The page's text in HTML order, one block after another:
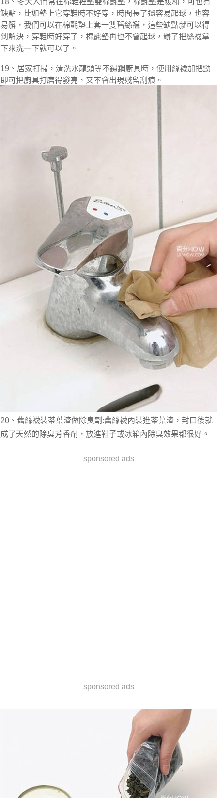
18、冬天人們常在棉鞋裡墊雙棉氈墊，棉氈墊是暖和，可也有
缺點，比如墊上它穿鞋時不好穿，時間長了還容易起球，也容
易髒，我們可以在棉氈墊上套一雙舊絲襪，這些缺點就可以得
到解決，穿鞋時好穿了，棉氈墊再也不會起球，髒了把絲襪拿
下來洗一下就可以了。
19、居家打掃，清洗水龍頭等不鏽鋼廚具時，使用絲襪加把勁
即可把廚具打磨得發亮，又不會出現殘留刮痕。
20、舊絲襪裝茶葉渣做除臭劑:舊絲襪內裝進茶葉渣，封口後就
成了天然的除臭芳香劑，放進鞋子或冰箱內除臭效果都很好。
sponsored ads
sponsored ads